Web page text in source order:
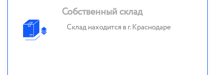
Собственный склад
Склад находится в г. Краснодаре